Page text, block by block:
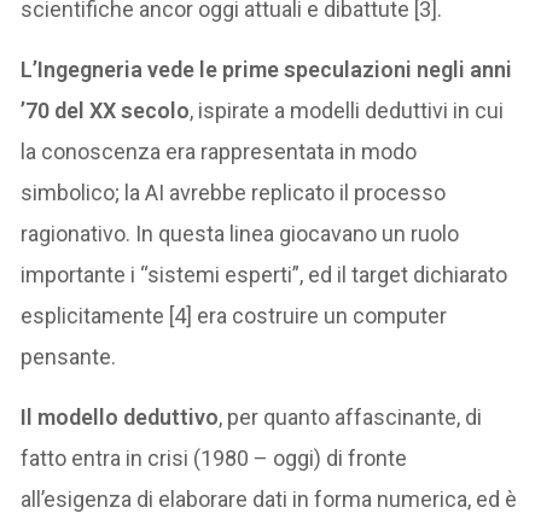
scientifiche ancor oggi attuali e dibattute [3].
L’Ingegneria vede le prime speculazioni negli anni
’70 del XX secolo, ispirate a modelli deduttivi in cui
la conoscenza era rappresentata in modo
simbolico; la AI avrebbe replicato il processo
ragionativo. In questa linea giocavano un ruolo
importante i “sistemi esperti”, ed il target dichiarato
esplicitamente [4] era costruire un computer
pensante.
Il modello deduttivo, per quanto affascinante, di
fatto entra in crisi (1980 – oggi) di fronte
all’esigenza di elaborare dati in forma numerica, ed è